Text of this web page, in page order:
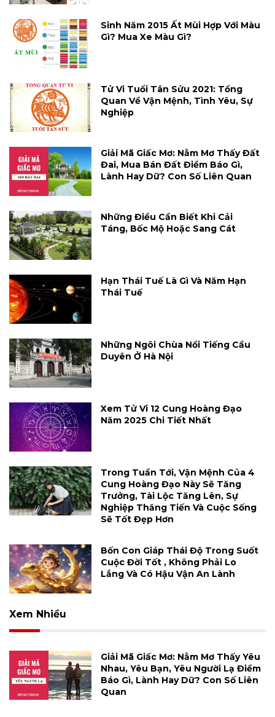
Sinh Năm 2015 Ất Mùi Hợp Với Màu
Gì? Mua Xe Màu Gì?
Tử Vi Tuổi Tân Sửu 2021: Tổng
Quan Về Vận Mệnh, Tình Yêu, Sự
Nghiệp
Giải Mã Giấc Mơ: Nằm Mơ Thấy Đất
Đai, Mua Bán Đất Điềm Báo Gì,
Lành Hay Dữ? Con Số Liên Quan
Những Điều Cần Biết Khi Cải
Táng, Bốc Mộ Hoặc Sang Cát
Hạn Thái Tuế Là Gì Và Năm Hạn
Thái Tuế
Những Ngôi Chùa Nổi Tiếng Cầu
Duyên Ở Hà Nội
Xem Tử Vi 12 Cung Hoàng Đạo
Năm 2025 Chi Tiết Nhất
Trong Tuần Tới, Vận Mệnh Của 4
Cung Hoàng Đạo Này Sẽ Tăng
Trưởng, Tài Lộc Tăng Lên, Sự
Nghiệp Thăng Tiến Và Cuộc Sống
Sẽ Tốt Đẹp Hơn
Bốn Con Giáp Thái Độ Trong Suốt
Cuộc Đời Tốt , Không Phải Lo
Lắng Và Có Hậu Vận An Lành
Xem Nhiều
Giải Mã Giấc Mơ: Nằm Mơ Thấy Yêu
Nhau, Yêu Bạn, Yêu Người Lạ Điềm
Báo Gì, Lành Hay Dữ? Con Số Liên
Quan